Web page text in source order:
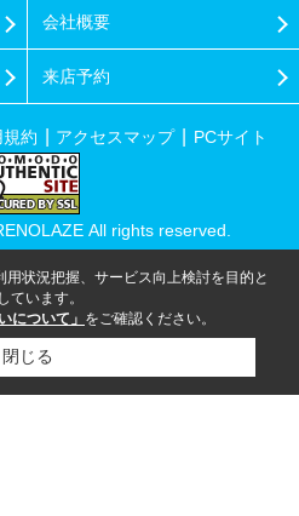
会社概要
来店予約
約 アクセスマップ PCサイト
All rights reserved.
状況把握、サービス向上検討を目的と
ています。
について」 をご確認ください。
閉じる